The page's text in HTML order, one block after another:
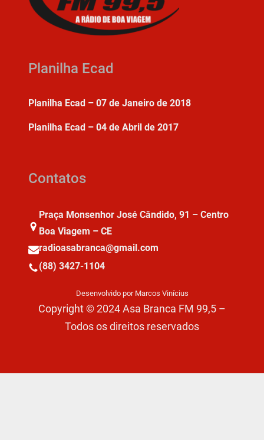
Planilha Ecad
Planilha Ecad – 07 de Janeiro de 2018
Planilha Ecad – 04 de Abril de 2017
Contatos
Praça Monsenhor José Cândido, 91 – Centro
Boa Viagem – CE
radioasabranca@gmail.com
(88) 3427-1104
Desenvolvido por Marcos Vinícius
Copyright © 2024 Asa Branca FM 99,5 –
Todos os direitos reservados